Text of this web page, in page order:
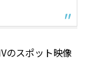
のスポット映像